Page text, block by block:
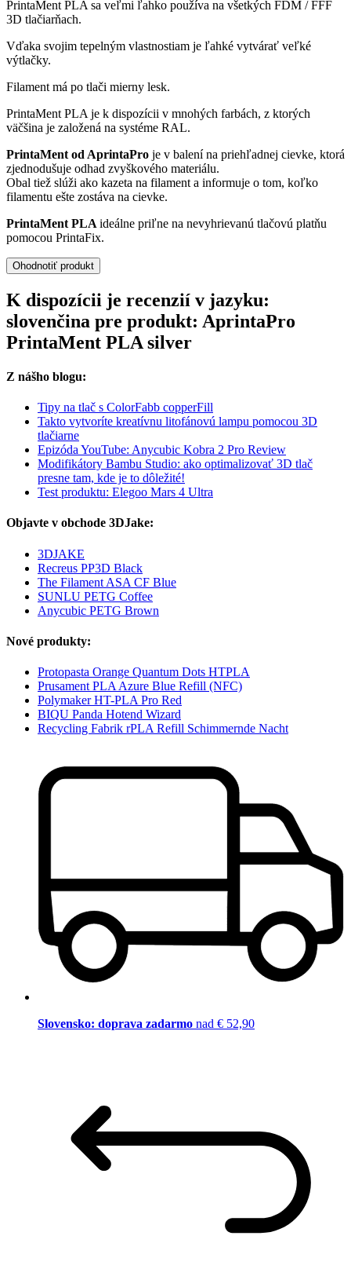
PrintaMent PLA sa veľmi ľahko používa na všetkých FDM / FFF
3D tlačiarňach.
Vďaka svojim tepelným vlastnostiam je ľahké vytvárať veľké
výtlačky.
Filament má po tlači mierny lesk.
PrintaMent PLA je k dispozícii v mnohých farbách, z ktorých
väčšina je založená na systéme RAL.
PrintaMent od AprintaPro je v balení na priehľadnej cievke, ktorá
zjednodušuje odhad zvyškového materiálu.
Obal tiež slúži ako kazeta na filament a informuje o tom, koľko
filamentu ešte zostáva na cievke.
PrintaMent PLA ideálne priľne na nevyhrievanú tlačovú platňu
pomocou PrintaFix.
Ohodnotiť produkt
K dispozícii je recenzií v jazyku:
slovenčina pre produkt: AprintaPro
PrintaMent PLA silver
Z nášho blogu:
Tipy na tlač s ColorFabb copperFill
Takto vytvoríte kreatívnu litofánovú lampu pomocou 3D
tlačiarne
Epizóda YouTube: Anycubic Kobra 2 Pro Review
Modifikátory Bambu Studio: ako optimalizovať 3D tlač
presne tam, kde je to dôležité!
Test produktu: Elegoo Mars 4 Ultra
Objavte v obchode 3DJake:
3DJAKE
Recreus PP3D Black
The Filament ASA CF Blue
SUNLU PETG Coffee
Anycubic PETG Brown
Nové produkty:
Protopasta Orange Quantum Dots HTPLA
Prusament PLA Azure Blue Refill (NFC)
Polymaker HT-PLA Pro Red
BIQU Panda Hotend Wizard
Recycling Fabrik rPLA Refill Schimmernde Nacht
Slovensko: doprava zadarmo nad € 52,90